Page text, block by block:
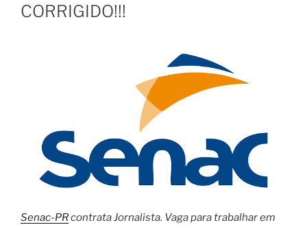
CORRIGIDO!!!
Senac-PRcontrata Jornalista. Vaga para trabalhar em